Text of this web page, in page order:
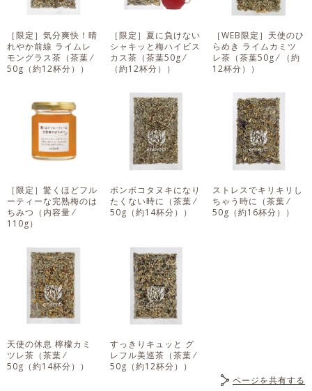
［限定］気分爽快！晴
れやか前線 ライムレ
モングラス茶 （茶葉 ⁄
50g（約12杯分））
［限定］夏に負けない
シャキッと梅ハイビス
カス茶 （茶葉50g ⁄
（約12杯分））
［WEB限定］天使のひ
らめき ライムカミツ
レ茶 （茶葉50g ⁄ （約
12杯分））
［限定］驚くほどフル
ーティーな完熟梅のは
ちみつ （内容量 ⁄
110g）
ポンポコタヌキになり
たくない時に （茶葉 ⁄
50g（約14杯分））
ストレスでキリキリし
ちゃう時に （茶葉 ⁄
50g（約16杯分））
天使の休息 檸檬カミ
ツレ茶 （茶葉 ⁄
50g（約14杯分））
すっきりキュッと グ
レフル美巡茶 （茶葉 ⁄
50g（約12杯分））
ページを共有する